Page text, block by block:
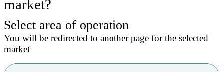
market?
Select area of operation
You will be redirected to another page for the selected
market